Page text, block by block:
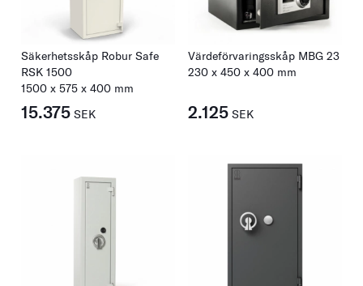
Säkerhetsskåp Robur Safe
RSK 1500
1500 x 575 x 400 mm
15.375 SEK
Värdeförvaringsskåp MBG 23
230 x 450 x 400 mm
2.125 SEK